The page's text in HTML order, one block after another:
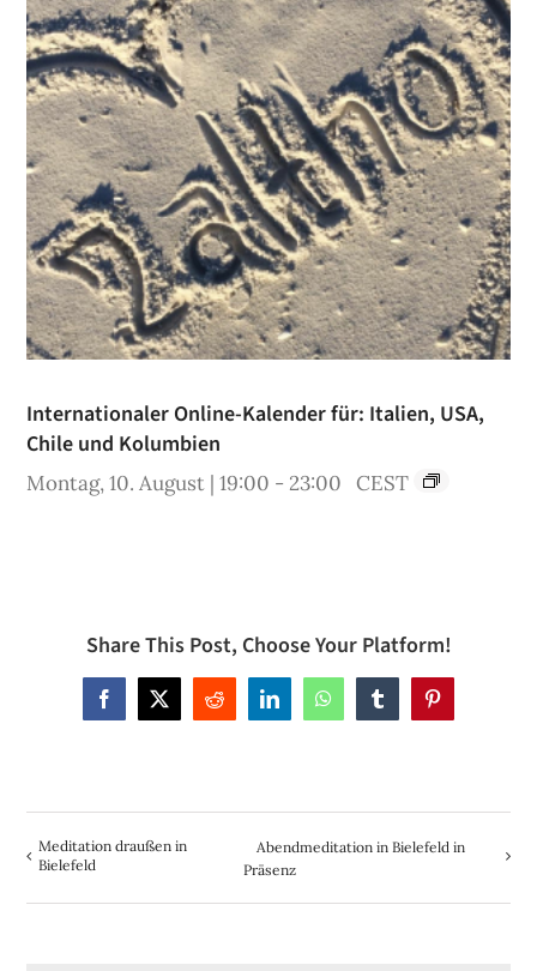
Internationaler Online-Kalender für: Italien, USA,
Chile und Kolumbien
Montag, 10. August | 19:00 -23:00 CEST
Share This Post, Choose Your Platform!
Facebook
X Reddit LinkedInWhatsAppTumblrPinterest
Meditation draußen in
Bielefeld
Abendmeditation in Bielefeld in
Präsenz